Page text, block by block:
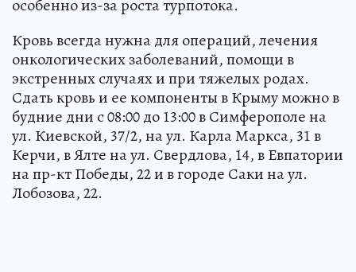
особенно из-за роста турпотока.
Кровь всегда нужна для операций, лечения
онкологических заболеваний, помощи в
экстренных случаях и при тяжелых родах.
Сдать кровь и ее компоненты в Крыму можно в
будние дни с 08:00 до 13:00 в Симферополе на
ул. Киевской, 37/2, на ул. Карла Маркса, 31 в
Керчи, в Ялте на ул. Свердлова, 14, в Евпатории
на пр-кт Победы, 22 и в городе Саки на ул.
Лобозова, 22.